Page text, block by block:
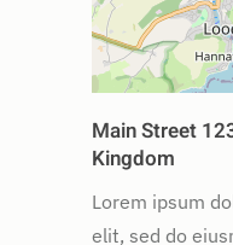
Main Street
Kingdom
Lorem ipsum
elit, sed do